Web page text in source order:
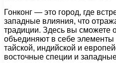
Гонконг — это город, где
западные влияния, что
традиции. Здесь вы сможете
объединяют в себе элементы
тайской, индийской и
восточные специи и